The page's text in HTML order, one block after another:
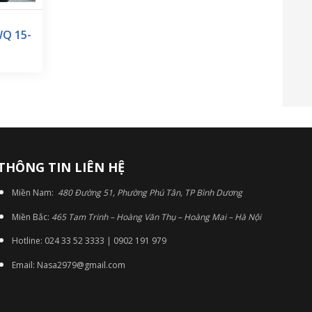
15-
TIN LIÊN HỆ
Miền Nam: 480 Đường 51, Phường Phú Tân, TP Bình Dương
Miền Bắc: 465 Tam Trinh – Hoàng Văn Thụ – Hoàng Mai – Hà Nội
Hotline: 024 33 52 3333 | 0902 191 979
Email: Nasa2979@gmail.com